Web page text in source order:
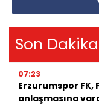
Son Dakika
07:23
Erzurumspor FK,
anlaşmasına